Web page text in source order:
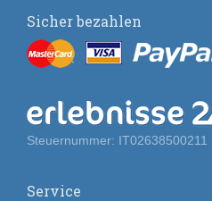
Sicher bezahlen
Steuernummer: IT02638500211
Service